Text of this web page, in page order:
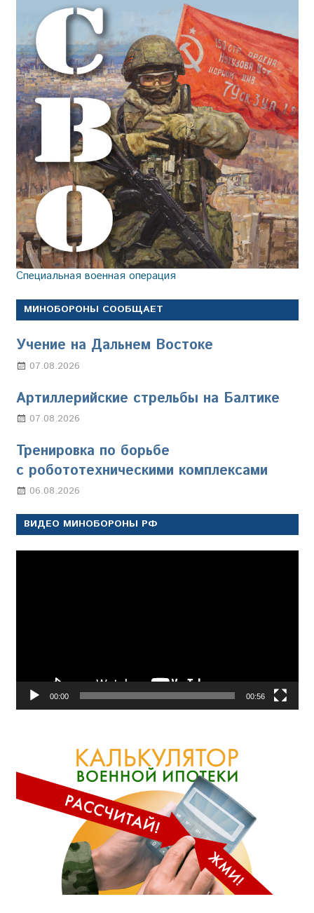
Специальная военная операция
МИНОБОРОНЫ СООБЩАЕТ
Учение на Дальнем Востоке
07.08.2026
Артиллерийские стрельбы на Балтике
07.08.2026
Тренировка по борьбе
с робототехническими комплексами
06.08.2026
ВИДЕО МИНОБОРОНЫ РФ
00:00 00:56